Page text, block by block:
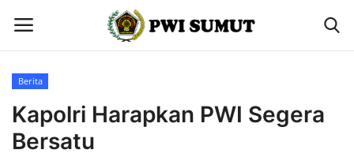
Home
Berita
Berita
Kapolri Harapkan PWI Segera
Bersatu